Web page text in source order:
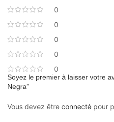
0
0
0
0
0
Soyez le premier à laisser votre
Negra”
Vous devez être connecté pour